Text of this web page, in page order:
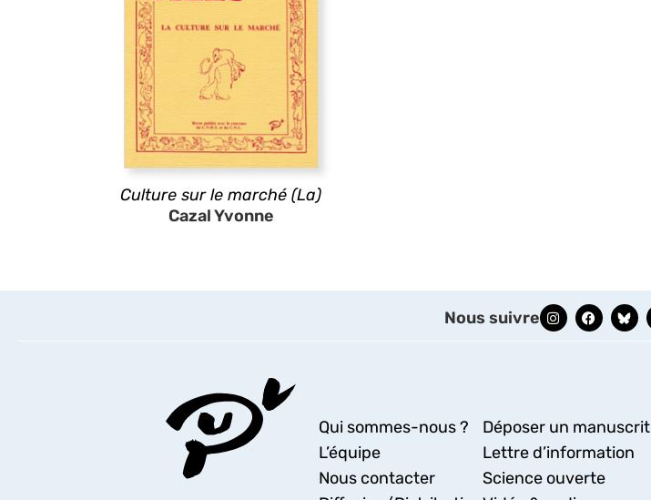
Culture sur le marché (La)
Cazal Yvonne
Nous suivre
Qui sommes-nous ?
L’équipe
Nous contacter
Déposer un manuscrit
Lettre d’information
Science ouverte